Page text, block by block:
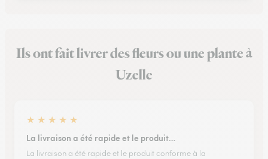
Ils ont fait livrer des fleurs ou une plante à
Uzelle
★ ★ ★ ★ ★
La livraison a été rapide et le produit…
La livraison a été rapide et le produit conforme à la